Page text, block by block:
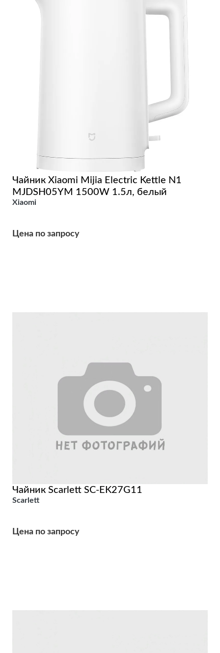
Чайник Xiaomi Mijia Electric Kettle N1
MJDSH05YM 1500W 1.5л, белый
Xiaomi
Цена по запросу
Чайник Scarlett SC-EK27G11
Scarlett
Цена по запросу